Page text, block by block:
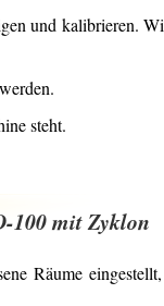
und kalibrieren.
steht.
100 mit Zyklon
Räume